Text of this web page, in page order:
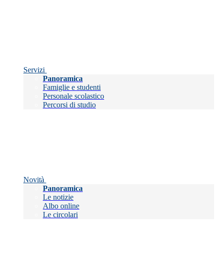
Servizi
Panoramica
Famiglie e studenti
Personale scolastico
Percorsi di studio
Novità
Panoramica
Le notizie
Albo online
Le circolari